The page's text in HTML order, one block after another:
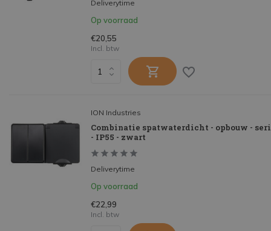
Deliverytime
Op voorraad
€20,55
Incl. btw
ION Industries
Combinatie spatwaterdicht - opbouw -
- IP55 - zwart
Deliverytime
Op voorraad
€22,99
Incl. btw